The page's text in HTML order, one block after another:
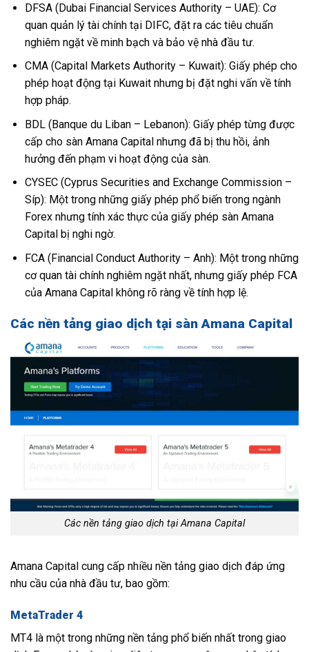
DFSA (Dubai Financial Services Authority – UAE): Cơ
quan quản lý tài chính tại DIFC, đặt ra các tiêu chuẩn
nghiêm ngặt về minh bạch và bảo vệ nhà đầu tư.
CMA (Capital Markets Authority – Kuwait): Giấy phép cho
phép hoạt động tại Kuwait nhưng bị đặt nghi vấn về tính
hợp pháp.
BDL (Banque du Liban – Lebanon): Giấy phép từng được
cấp cho sàn Amana Capital nhưng đã bị thu hồi, ảnh
hưởng đến phạm vi hoạt động của sàn.
CYSEC (Cyprus Securities and Exchange Commission –
Síp): Một trong những giấy phép phổ biến trong ngành
Forex nhưng tính xác thực của giấy phép sàn Amana
Capital bị nghi ngờ.
FCA (Financial Conduct Authority – Anh): Một trong những
cơ quan tài chính nghiêm ngặt nhất, nhưng giấy phép FCA
của Amana Capital không rõ ràng về tính hợp lệ.
Các nền tảng giao dịch tại sàn Amana Capital
Các nền tảng giao dịch tại Amana Capital
Amana Capital cung cấp nhiều nền tảng giao dịch đáp ứng
nhu cầu của nhà đầu tư, bao gồm:
MetaTrader 4
MT4 là một trong những nền tảng phổ biến nhất trong giao